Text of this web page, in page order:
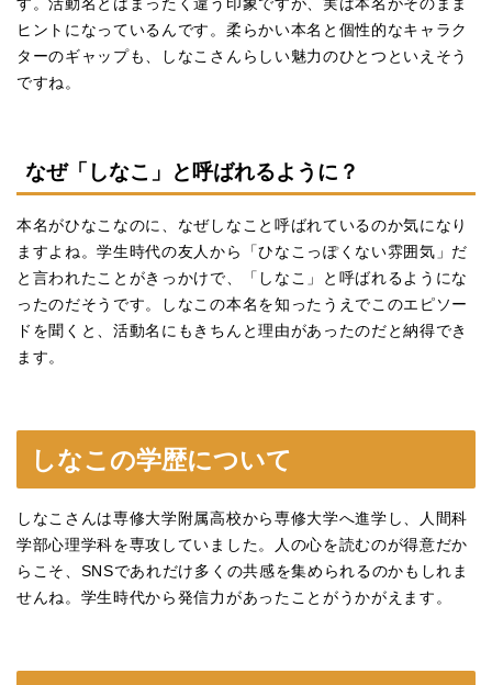
す。活動名とはまったく違う印象ですが、実は本名がそのまま
ヒントになっているんです。柔らかい本名と個性的なキャラク
ターのギャップも、しなこさんらしい魅力のひとつといえそう
ですね。
なぜ「しなこ」と呼ばれるように？
本名がひなこなのに、なぜしなこと呼ばれているのか気になり
ますよね。学生時代の友人から「ひなこっぽくない雰囲気」だ
と言われたことがきっかけで、「しなこ」と呼ばれるようにな
ったのだそうです。しなこの本名を知ったうえでこのエピソー
ドを聞くと、活動名にもきちんと理由があったのだと納得でき
ます。
しなこの学歴について
しなこさんは専修大学附属高校から専修大学へ進学し、人間科
学部心理学科を専攻していました。人の心を読むのが得意だか
らこそ、SNSであれだけ多くの共感を集められるのかもしれま
せんね。学生時代から発信力があったことがうかがえます。